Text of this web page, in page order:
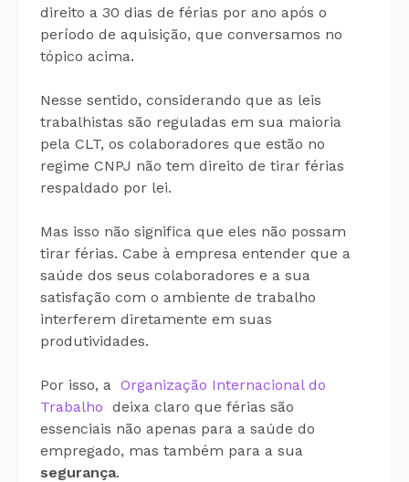
direito a 30 dias de férias por ano após o
período de aquisição, que conversamos no
tópico acima.
Nesse sentido, considerando que as leis
trabalhistas são reguladas em sua maioria
pela CLT, os colaboradores que estão no
regime CNPJ não tem direito de tirar férias
respaldado por lei.
Mas isso não significa que eles não possam
tirar férias. Cabe à empresa entender que a
saúde dos seus colaboradores e a sua
satisfação com o ambiente de trabalho
interferem diretamente em suas
produtividades.
Por isso, a Organização Internacional do
Trabalho deixa claro que férias são
essenciais não apenas para a saúde do
empregado, mas também para a sua
segurança.